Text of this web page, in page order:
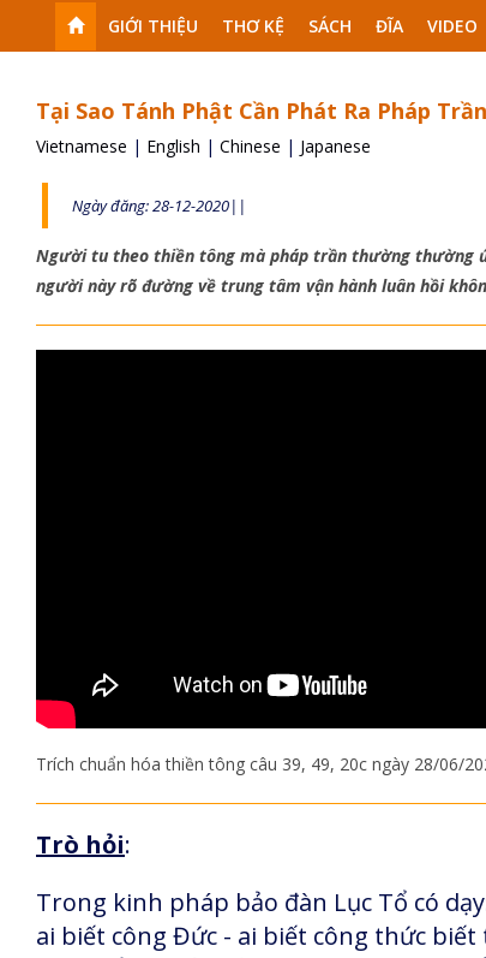
GIỚI THIỆU THƠ KỆ SÁCH ĐĨA VIDEO
Tại Sao Tánh Phật Cần Phát Ra Pháp Trần
Vietnamese | English | Chinese | Japanese
Ngày đăng: 28-12-2020||
Người tu theo thiền tông mà pháp trần thường thường
người này rõ đường về trung tâm vận hành luân hồi
Trích chuẩn hóa thiền tông câu 39, 49, 20c ngày 28/06/
Trò hỏi:
Trong kinh pháp bảo đàn Lục Tổ có
ai biết công Đức - ai biết công thức